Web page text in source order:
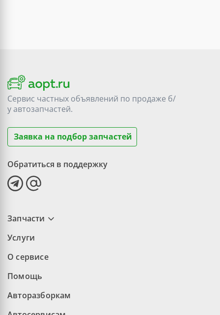
Сервис частных объявлений по продаже б/
уавтозапчастей.
Заявка на подбор запчастей
Обратиться в поддержку
Запчасти
Услуги
О сервисе
Помощь
Авторазборкам